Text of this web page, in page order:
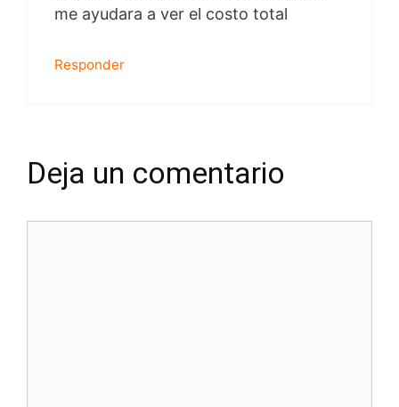
me ayudara a ver el costo total
Responder
Deja un comentario